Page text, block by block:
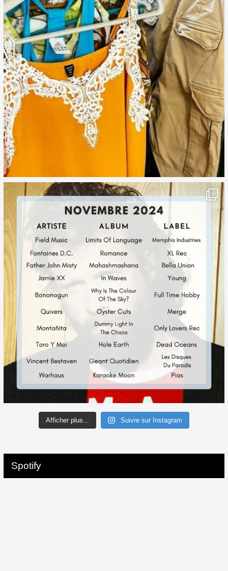
Afficher plus... Suivre sur Instagram
Spotify